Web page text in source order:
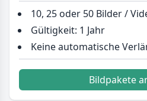
10, 25 oder 50 Bilder /
Gültigkeit: 1 Jahr
Keine automatische
Bildpakete